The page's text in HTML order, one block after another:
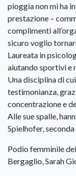
pioggia non mi ha
prestazione –
complimenti
sicuro voglio
Laureata in
aiutando sportivi e
Una disciplina di
testimonianza,
concentrazione e
Alle sue spalle,
Spielhofer,
Podio femminile
Bergaglio, Sarah